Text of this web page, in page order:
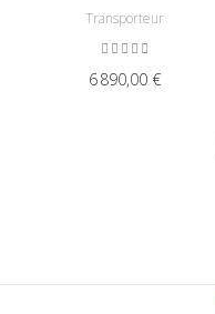
Transporteur
6 890,00 €